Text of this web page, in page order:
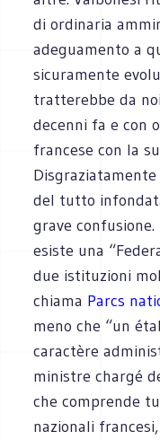
di ordinaria
adeguamento a
sicuramente
tratterebbe da
decenni fa e con
francese con la
del tutto
grave
esiste una
due istituzioni
chiama Parcs
meno che “un
caractère
ministre chargé
che comprende
nazionali